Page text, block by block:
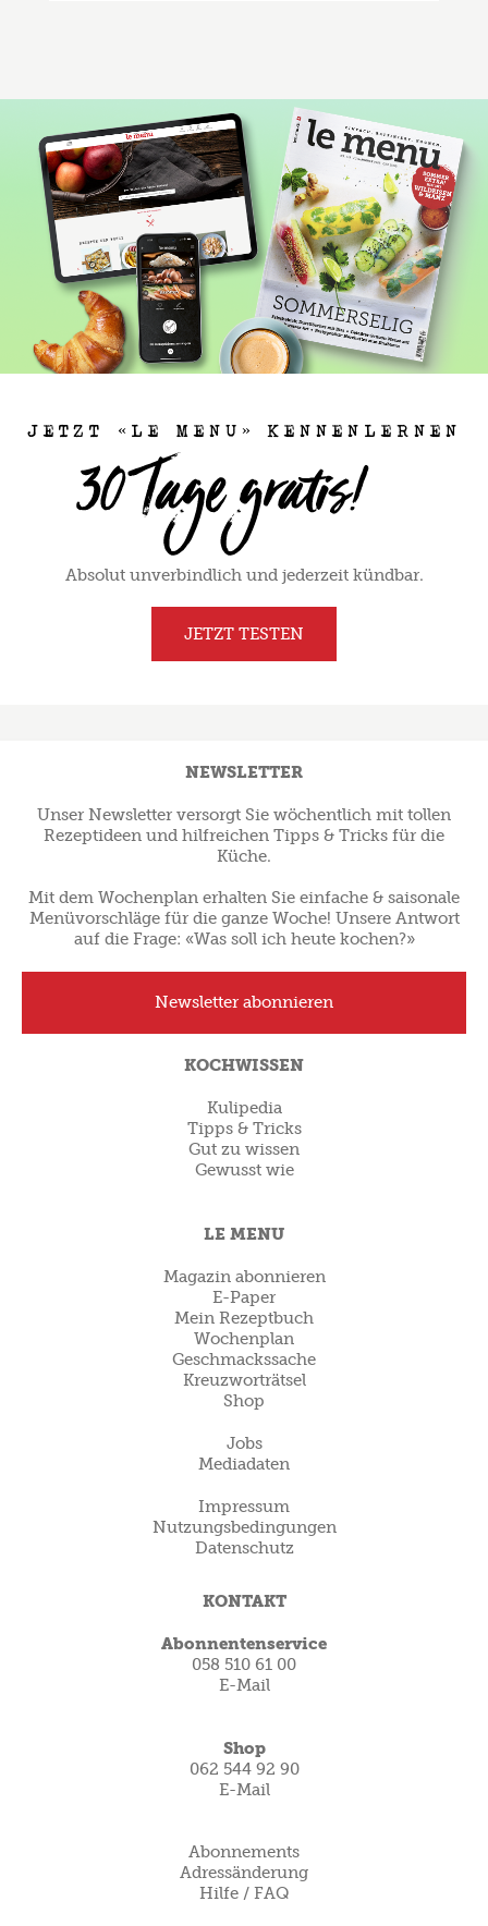
JETZT «LE MENU» KENNENLERNEN
Absolut unverbindlich und jederzeit kündbar.
JETZT TESTEN
NEWSLETTER
Unser Newsletter versorgt Sie wöchentlich mit tollen
Rezeptideen und hilfreichen Tipps & Tricks für die
Küche.
Mit dem Wochenplan erhalten Sie einfache & saisonale
Menüvorschläge für die ganze Woche! Unsere Antwort
auf die Frage: «Was soll ich heute kochen?»
Newsletter abonnieren
KOCHWISSEN
Kulipedia
Tipps & Tricks
Gut zu wissen
Gewusst wie
LE MENU
Magazin abonnieren
E-Paper
Mein Rezeptbuch
Wochenplan
Geschmackssache
Kreuzworträtsel
Shop
Jobs
Mediadaten
Impressum
Nutzungsbedingungen
Datenschutz
KONTAKT
Abonnentenservice
058 510 61 00
E-Mail
Shop
062 544 92 90
E-Mail
Abonnements
Adressänderung
Hilfe / FAQ